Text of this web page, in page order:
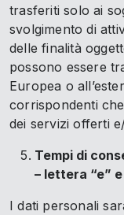
trasferiti solo ai
svolgimento di
delle finalità
possono essere
Europea o
corrispondenti
dei servizi offerti
Tempi di
– lettera “e”
I dati personali